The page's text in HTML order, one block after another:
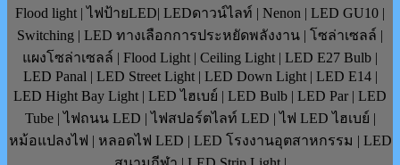
Flood light | ไฟป้ายLED| LEDดาวน์ไลท์ | Nenon | LED GU10 |
Switching | LED ทางเลือกการประหยัดพลังงาน | โซล่าเซลล์ |
แผงโซล่าเซลล์ | Flood Light | Ceiling Light | LED E27 Bulb |
LED Panal | LED Street Light | LED Down Light | LED E14 |
LED Hight Bay Light | LED ไฮเบย์ | LED Bulb | LED Par | LED
Tube | ไฟถนน LED | ไฟสปอร์ตไลท์ LED | ไฟ LED ไฮเบย์ |
หม้อแปลงไฟ | หลอดไฟ LED | LED โรงงานอุตสาหกรรม | LED